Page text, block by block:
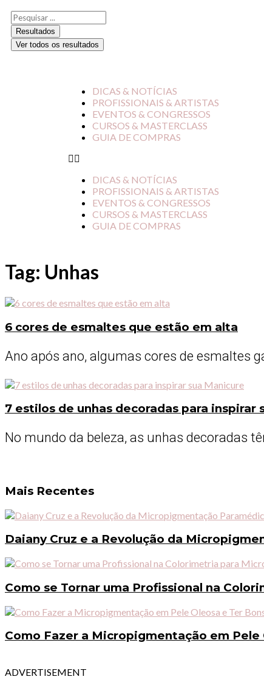
Resultados
Ver todos os resultados
DICAS & NOTÍCIAS
PROFISSIONAIS & ARTISTAS
EVENTOS & CONGRESSOS
CURSOS & MASTERCLASS
GUIA DE COMPRAS
DICAS & NOTÍCIAS
PROFISSIONAIS & ARTISTAS
EVENTOS & CONGRESSOS
CURSOS & MASTERCLASS
GUIA DE COMPRAS
Tag: Unhas
6 cores de esmaltes que estão em alta
Ano após ano, algumas cores de esmaltes
7 estilos de unhas decoradas para inspirar
No mundo da beleza, as unhas decoradas
Mais Recentes
Daiany Cruz e a Revolução da
Como se Tornar uma Profissional na
Como Fazer a Micropigmentação em Pele
ADVERTISEMENT